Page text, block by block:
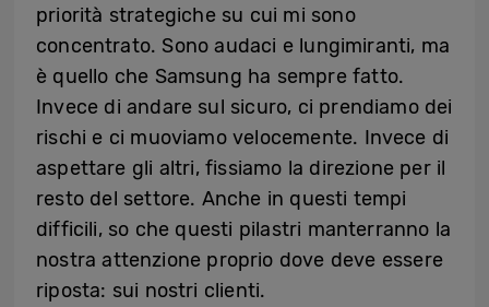
priorità strategiche su cui mi sono
concentrato. Sono audaci e lungimiranti, ma
è quello che Samsung ha sempre fatto.
Invece di andare sul sicuro, ci prendiamo dei
rischi e ci muoviamo velocemente. Invece di
aspettare gli altri, fissiamo la direzione per il
resto del settore. Anche in questi tempi
difficili, so che questi pilastri manterranno la
nostra attenzione proprio dove deve essere
riposta: sui nostri clienti.